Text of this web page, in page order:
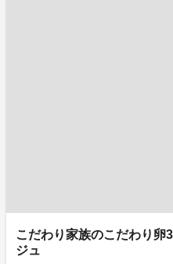
こだわり家族のこだわり
ジュ